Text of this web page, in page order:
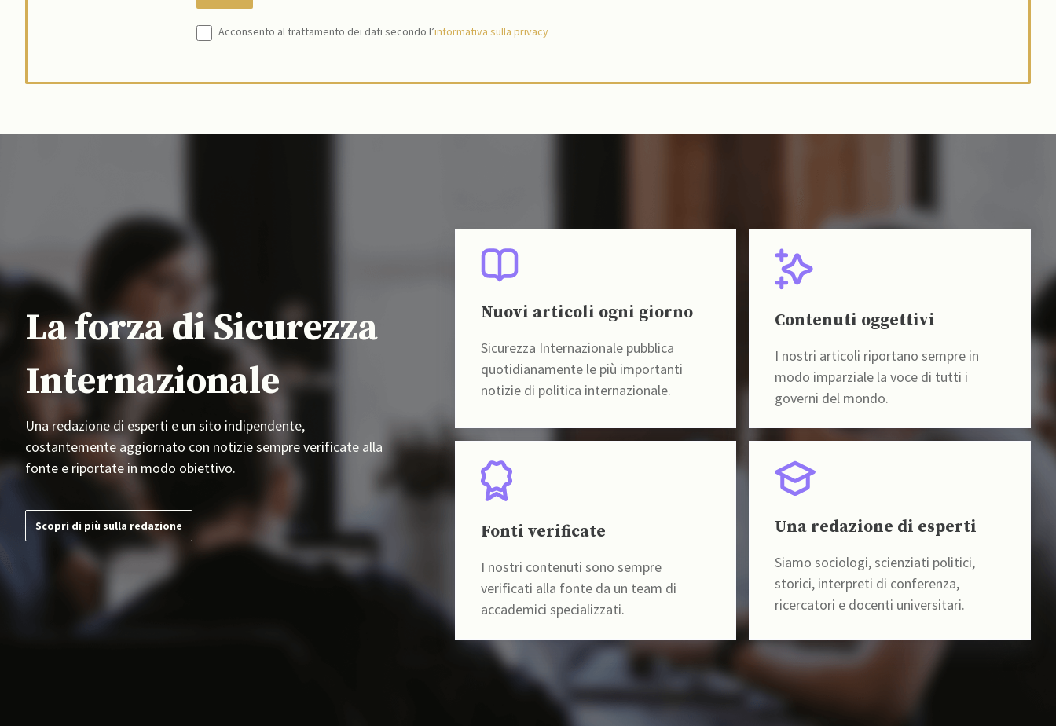
Acconsento al trattamento dei dati secondo l’informativa sulla privacy
La forza di Sicurezza
Internazionale
Una redazione di esperti e un sito indipendente,
costantemente aggiornato con notizie sempre verificate alla
fonte e riportate in modo obiettivo.
Scopri di più sulla redazione
Nuovi articoli ogni giorno
Sicurezza Internazionale pubblica
quotidianamente le più importanti
notizie di politica internazionale.
Contenuti oggettivi
I nostri articoli riportano sempre in
modo imparziale la voce di tutti i
governi del mondo.
Fonti verificate
I nostri contenuti sono sempre
verificati alla fonte da un team di
accademici specializzati.
Una redazione di esperti
Siamo sociologi, scienziati politici,
storici, interpreti di conferenza,
ricercatori e docenti universitari.